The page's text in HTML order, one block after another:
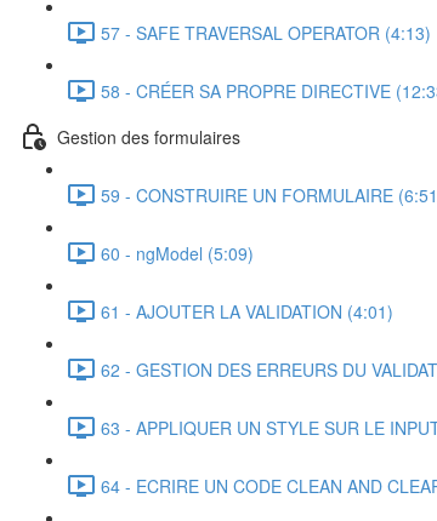
57 - SAFE TRAVERSAL OPERATOR (4:13)
58 - CRÉER SA PROPRE DIRECTIVE
Gestion des formulaires
59 - CONSTRUIRE UN FORMULAIRE
60 - ngModel (5:09)
61 - AJOUTER LA VALIDATION (4:01)
62 - GESTION DES ERREURS DU
63 - APPLIQUER UN STYLE SUR LE
64 - ECRIRE UN CODE CLEAN AND